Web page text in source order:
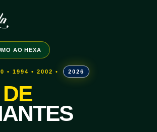
AO HEXA
• 1994 • 2002 • 2026